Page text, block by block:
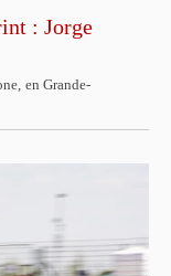
: Jorge
en Grande-